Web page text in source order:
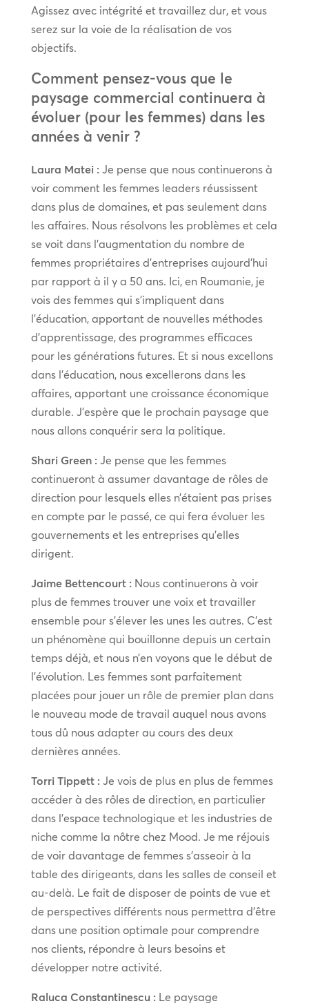
Agissez avec intégrité et travaillez dur, et vous
serez sur la voie de la réalisation de vos
objectifs.
Comment pensez-vous que le
paysage commercial continuera à
évoluer (pour les femmes) dans les
années à venir ?
Laura Matei :Je pense que nous continuerons à
voir comment les femmes leaders réussissent
dans plus de domaines, et pas seulement dans
les affaires. Nous résolvons les problèmes et cela
se voit dans l’augmentation du nombre de
femmes propriétaires d’entreprises aujourd’hui
par rapport à il y a 50 ans. Ici, en Roumanie, je
vois des femmes qui s’impliquent dans
l’éducation, apportant de nouvelles méthodes
d’apprentissage, des programmes efficaces
pour les générations futures. Et si nous excellons
dans l’éducation, nous excellerons dans les
affaires, apportant une croissance économique
durable. J’espère que le prochain paysage que
nous allons conquérir sera la politique.
Shari Green :Je pense que les femmes
continueront à assumer davantage de rôles de
direction pour lesquels elles n’étaient pas prises
en compte par le passé, ce qui fera évoluer les
gouvernements et les entreprises qu’elles
dirigent.
Jaime Bettencourt :Nous continuerons à voir
plus de femmes trouver une voix et travailler
ensemble pour s’élever les unes les autres. C’est
un phénomène qui bouillonne depuis un certain
temps déjà, et nous n’en voyons que le début de
l’évolution. Les femmes sont parfaitement
placées pour jouer un rôle de premier plan dans
le nouveau mode de travail auquel nous avons
tous dû nous adapter au cours des deux
dernières années.
Torri Tippett :Je vois de plus en plus de femmes
accéder à des rôles de direction, en particulier
dans l’espace technologique et les industries de
niche comme la nôtre chez Mood. Je me réjouis
de voir davantage de femmes s’asseoir à la
table des dirigeants, dans les salles de conseil et
au-delà. Le fait de disposer de points de vue et
de perspectives différents nous permettra d’être
dans une position optimale pour comprendre
nos clients, répondre à leurs besoins et
développer notre activité.
Raluca Constantinescu :Le paysage